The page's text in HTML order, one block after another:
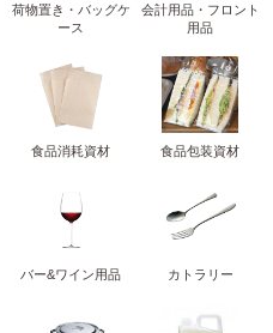
荷物置き・バッグケ
ース
会計用品・フロント
用品
食品消耗資材 食品包装資材
バー&ワイン用品 カトラリー